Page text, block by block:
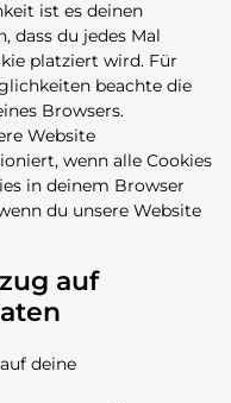
ist es deinen
dass du jedes Mal
platziert wird. Für
beachte die
Browsers.
Website
wenn alle Cookies
in deinem Browser
du unsere Website
auf
deine